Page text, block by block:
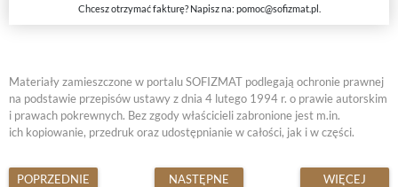
Chcesz otrzymać fakturę? Napisz na: pomoc@sofizmat.pl
Materiały zamieszczone w portalu SOFIZMAT podlegają ochronie prawnej
na podstawie przepisów ustawy z dnia 4 lutego 1994 r. o prawie autorskim
i prawach pokrewnych. Bez zgody właścicieli zabronione jest m.in.
ich kopiowanie, przedruk oraz udostępnianie w całości, jak i w części.
POPRZEDNIE NASTĘPNE WIĘCEJ